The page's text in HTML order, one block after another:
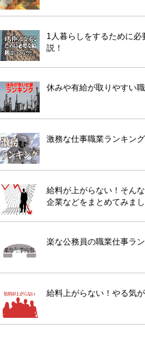
1人暮らしをするために
説！
休みや有給が取りやすい
激務な仕事職業ランキン
給料が上がらない！そん
企業などをまとめてみまし
楽な公務員の職業仕事ラ
給料上がらない！やる気